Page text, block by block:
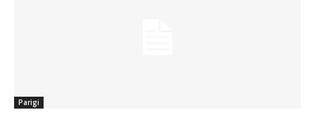
Parigi